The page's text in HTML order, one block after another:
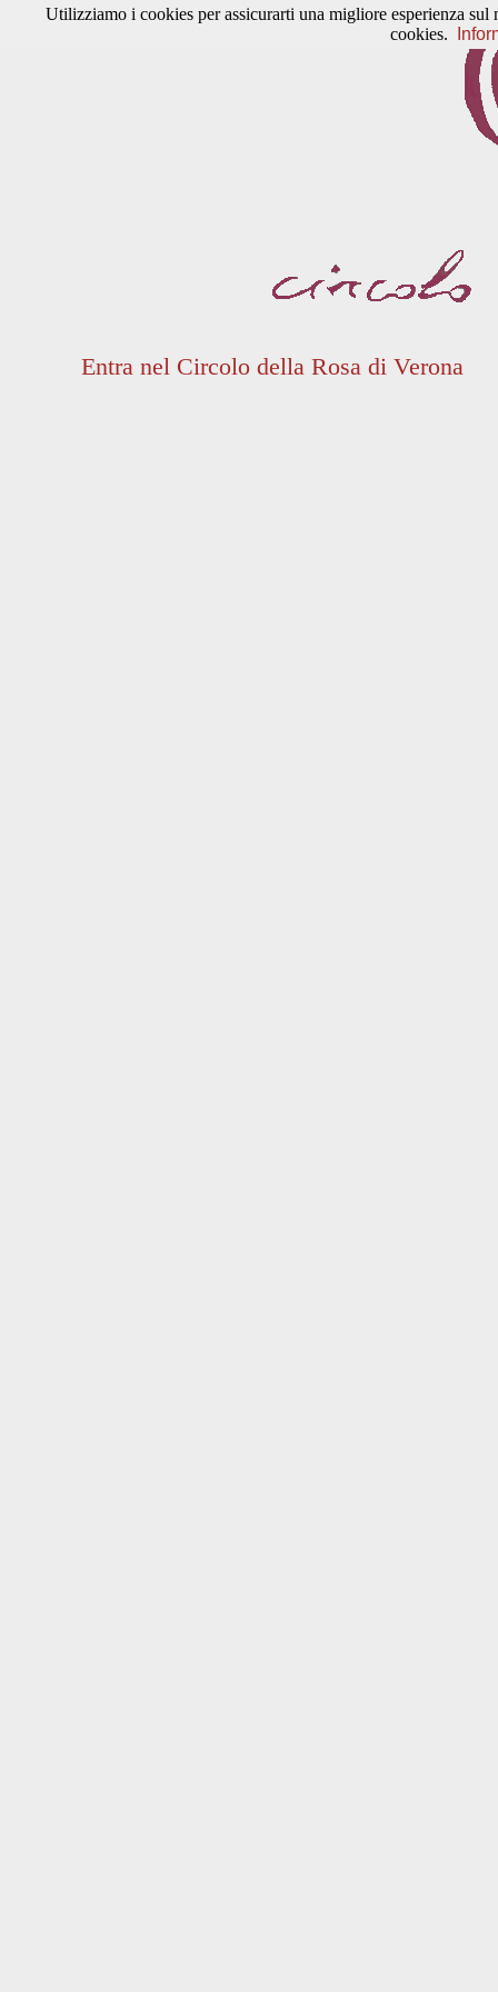
Entra nel Circolo della Rosa di Verona
Utilizziamo i cookies per assicurarti una migliore esperienza
cookies.